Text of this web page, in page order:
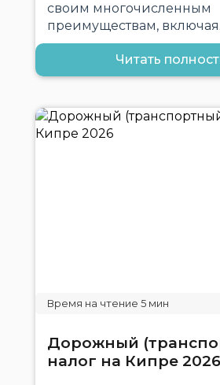
своим многочисленным
преимуществам,
Читать
Дорожный
налог на Кипре 2026